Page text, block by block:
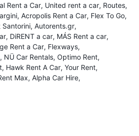
Rent a Car United rent a car Routes
Acropolis Rent a Car Flex To Go
Santorini Autorents.gr
DiRENT a car MÁS Rent a car
Rent a Car Flexways
NÜ Car Rentals Optimo Rent
Hawk Rent A Car Your Rent
Max Alpha Car Hire